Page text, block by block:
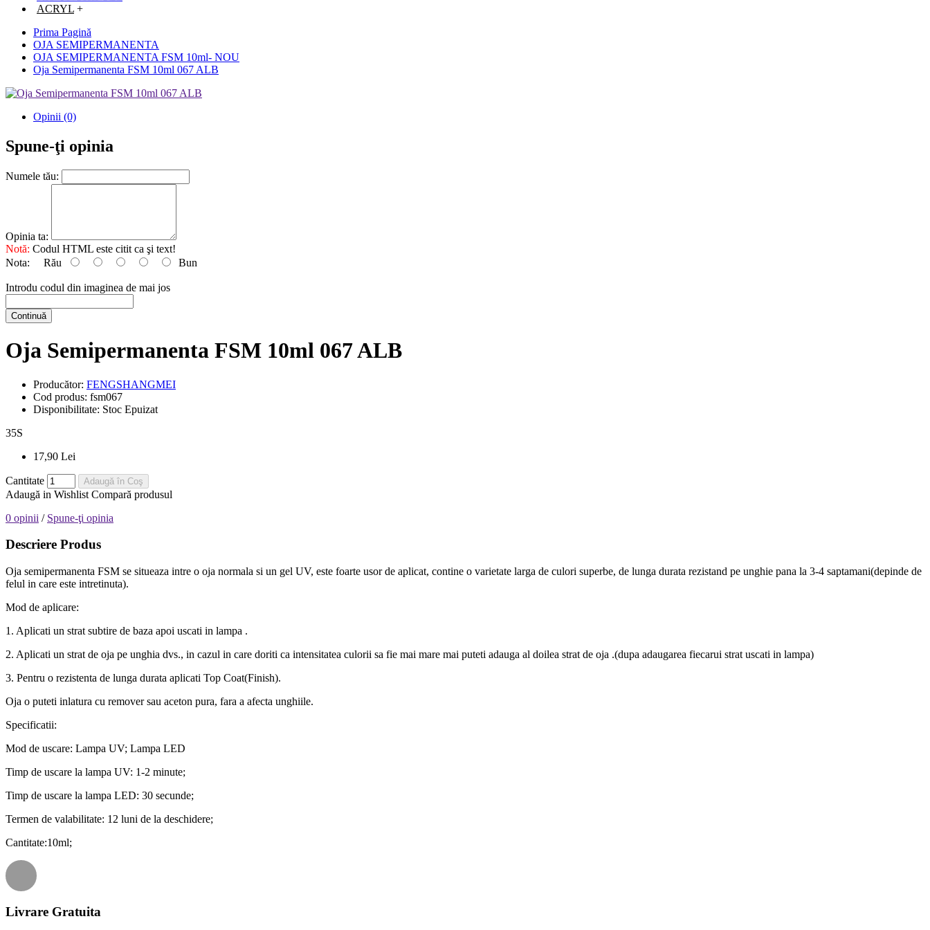
ACRYL +
Prima Pagină
OJA SEMIPERMANENTA
OJA SEMIPERMANENTA FSM 10ml- NOU
Oja Semipermanenta FSM 10ml 067 ALB
Opinii (0)
Spune-ţi opinia
Numele tău:
Opinia ta:
Notă: Codul HTML este citit ca şi text!
Nota: Rău Bun
Introdu codul din imaginea de mai jos
Continuă
Oja Semipermanenta FSM 10ml 067 ALB
Producător: FENGSHANGMEI
Cod produs: fsm067
Disponibilitate: Stoc Epuizat
35S
17,90 Lei
Cantitate Adaugă în Coş
Adaugă in Wishlist Compară produsul
0 opinii / Spune-ţi opinia
Descriere Produs
Oja semipermanenta FSM se situeaza intre o oja normala si un gel UV, este foarte usor de aplicat, contine o varietate larga de culori superbe, de lunga durata rezistand pe unghie pana la 3-4 saptamani(depinde de
felul in care este intretinuta).
Mod de aplicare:
1. Aplicati un strat subtire de baza apoi uscati in lampa .
2. Aplicati un strat de oja pe unghia dvs., in cazul in care doriti ca intensitatea culorii sa fie mai mare mai puteti adauga al doilea strat de oja .(dupa adaugarea fiecarui strat uscati in lampa)
3. Pentru o rezistenta de lunga durata aplicati Top Coat(Finish).
Oja o puteti inlatura cu remover sau aceton pura, fara a afecta unghiile.
Specificatii:
Mod de uscare: Lampa UV; Lampa LED
Timp de uscare la lampa UV: 1-2 minute;
Timp de uscare la lampa LED: 30 secunde;
Termen de valabilitate: 12 luni de la deschidere;
Cantitate:10ml;
Livrare Gratuita